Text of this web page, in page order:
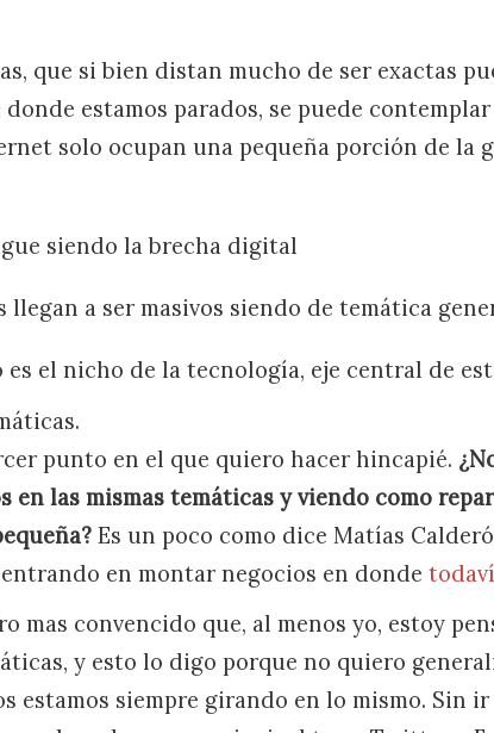
que si bien distan mucho de ser exactas
estamos parados, se puede
solo ocupan una pequeña porción de la
siendo la brecha digital
llegan a ser masivos siendo de temática
es el nicho de la tecnología, eje central de
punto en el que quiero hacer hincapié.
en las mismas temáticas y viendo como
Es un poco como dice Matías
en montar negocios en donde
mas convencido que, al menos yo, estoy
y esto lo digo porque no quiero
estamos siempre girando en lo mismo. Sin ir